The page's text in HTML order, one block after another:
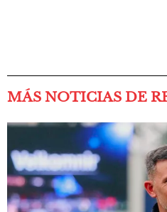
MÁS NOTICIAS DE